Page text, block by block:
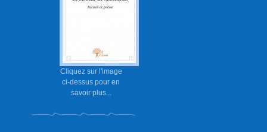
Cliquez sur l'image
ci-dessus pour en
savoir plus...